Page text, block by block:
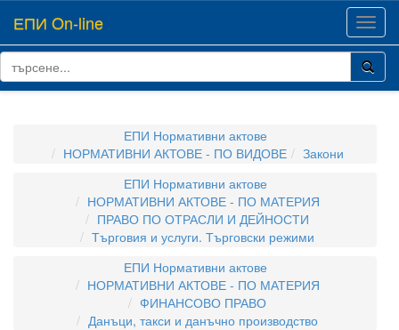
ЕПИ On-line
ЕПИ Нормативни актове
НОРМАТИВНИ АКТОВЕ - ПО ВИДОВЕ
Закони
ЕПИ Нормативни актове
НОРМАТИВНИ АКТОВЕ - ПО МАТЕРИЯ
ПРАВО ПО ОТРАСЛИ И ДЕЙНОСТИ
Търговия и услуги. Търговски режими
ЕПИ Нормативни актове
НОРМАТИВНИ АКТОВЕ - ПО МАТЕРИЯ
ФИНАНСОВО ПРАВО
Данъци, такси и данъчно производство